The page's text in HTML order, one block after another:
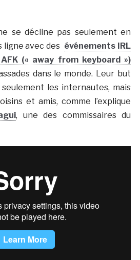
se décline pas seulement en
ligne avec des événements IRL
(« away from keyboard »)
dans le monde. Leur but
les internautes, mais
et amis, comme l’explique
, une des commissaires du